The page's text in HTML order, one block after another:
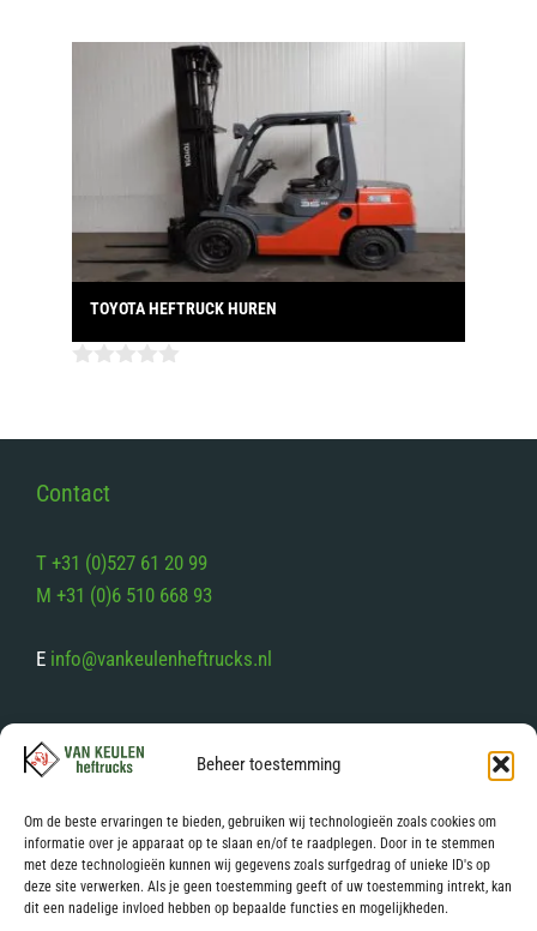
Beheer toestemming
Om de beste ervaringen te bieden, gebruiken wij technologieën zoals cookies om
informatie over je apparaat op te slaan en/of te raadplegen. Door in te stemmen
met deze technologieën kunnen wij gegevens zoals surfgedrag of unieke ID's op
deze site verwerken. Als je geen toestemming geeft of uw toestemming intrekt, kan
dit een nadelige invloed hebben op bepaalde functies en mogelijkheden.
TOYOTA HEFTRUCK HUREN
n
Contact
T +31 (0)527 61 20 99
M +31 (0)6 510 668 93
E info@vankeulenheftrucks.nl
Volg ons op sociale media
Facebook
Instagram
Links